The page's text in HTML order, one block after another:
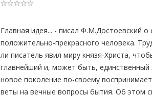
Product
Summery
Главная идея... - писал Ф.М.Достоевский
положительно-прекрасного человека.
ли писатель явил миру князя-Христа,
главнейший и, может быть,
новое поколение по-своему
веты на вечные вопросы бытия. Об этом